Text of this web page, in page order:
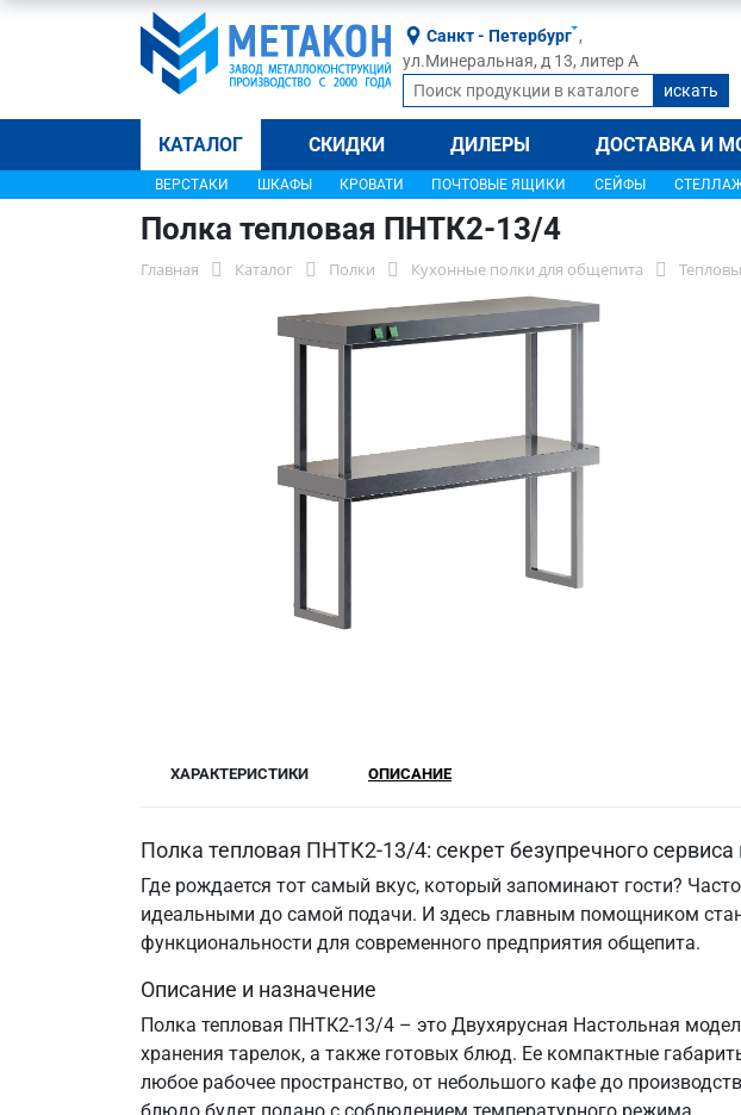
Санкт - Петербург ,
ул.Минеральная, д 13, литер А
КАТАЛОГ СКИДКИ ДИЛЕРЫ ДОСТАВКА И
ВЕРСТАКИ ШКАФЫ КРОВАТИ ПОЧТОВЫЕ ЯЩИКИ СЕЙФЫ
Полка тепловая ПНТК2-13/4
Главная Каталог Полки Кухонные полки для общепита
ХАРАКТЕРИСТИКИ ОПИСАНИЕ
Полка тепловая ПНТК2-13/4: секрет безупречного
Где рождается тот самый вкус, который запоминают гости?
идеальными до самой подачи. И здесь главным помощником
функциональности для современного предприятия общепита.
Описание и назначение
Полка тепловая ПНТК2-13/4 – это Двухярусная Настольная
хранения тарелок, а также готовых блюд. Ее компактные
любое рабочее пространство, от небольшого кафе до